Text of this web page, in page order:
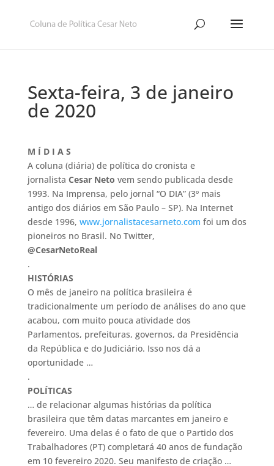
Sexta-feira, 3 de janeiro
de 2020
M Í D I A S
A coluna (diária) de política do cronista e
jornalista Cesar Neto vem sendo publicada desde
1993. Na Imprensa, pelo jornal “O DIA” (3º mais
antigo dos diários em São Paulo – SP). Na Internet
desde 1996, www.jornalistacesarneto.com foi um dos
pioneiros no Brasil. No Twitter,
@CesarNetoReal
.
HISTÓRIAS
O mês de janeiro na política brasileira é
tradicionalmente um período de análises do ano que
acabou, com muito pouca atividade dos
Parlamentos, prefeituras, governos, da Presidência
da República e do Judiciário. Isso nos dá a
oportunidade …
.
POLÍTICAS
… de relacionar algumas histórias da política
brasileira que têm datas marcantes em janeiro e
fevereiro. Uma delas é o fato de que o Partido dos
Trabalhadores (PT) completará 40 anos de fundação
em 10 fevereiro 2020. Seu manifesto de criação …